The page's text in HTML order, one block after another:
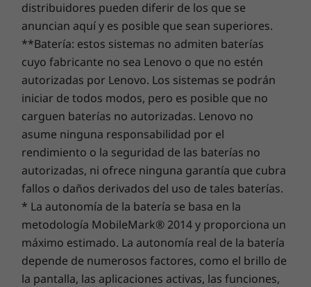
más.
Potente almacenamiento híbrido
reside allí donde el rendimiento y la protección del
portátil se unen.
distribuidores pueden diferir de los que se
anuncian aquí y es posible que sean superiores.
**Batería: estos sistemas no admiten baterías
cuyo fabricante no sea Lenovo o que no estén
autorizadas por Lenovo. Los sistemas se podrán
iniciar de todos modos, pero es posible que no
carguen baterías no autorizadas. Lenovo no
asume ninguna responsabilidad por el
rendimiento o la seguridad de las baterías no
autorizadas, ni ofrece ninguna garantía que cubra
fallos o daños derivados del uso de tales baterías.
* La autonomía de la batería se basa en la
metodología MobileMark® 2014 y proporciona un
máximo estimado. La autonomía real de la batería
depende de numerosos factores, como el brillo de
la pantalla, las aplicaciones activas, las funciones,